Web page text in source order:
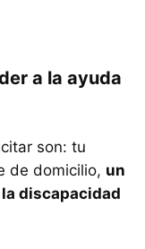
a la ayuda
son: tu
de domicilio, un
discapacidad